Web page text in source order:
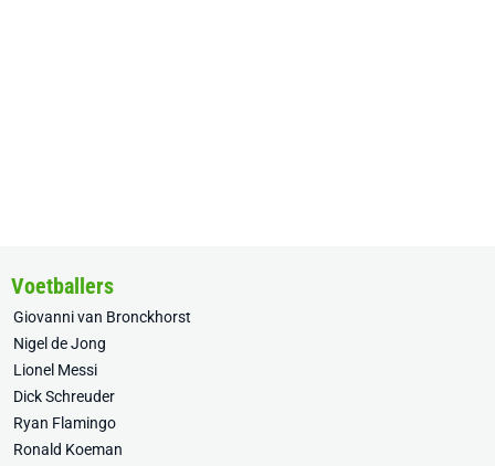
Voetballers
Giovanni van Bronckhorst
Nigel de Jong
Lionel Messi
Dick Schreuder
Ryan Flamingo
Ronald Koeman